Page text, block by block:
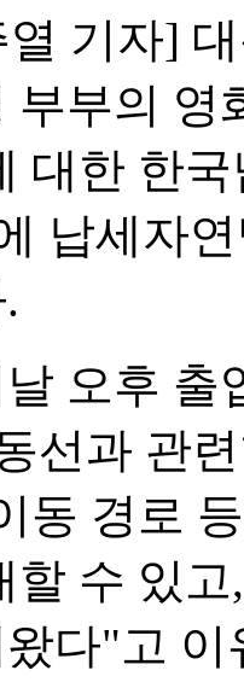
기자]
부부의 영
대한 한
납세자
오후 출
선과 관
동 경로
할 수 있
다"고 이